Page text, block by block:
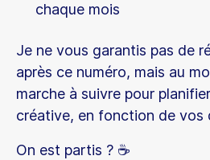
chaque mois
Je ne vous garantis pas de
après ce numéro, mais au
marche à suivre pour
créative, en fonction de vos
On est partis ? ☕️